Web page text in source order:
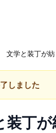
文学と装丁が
しました
丁